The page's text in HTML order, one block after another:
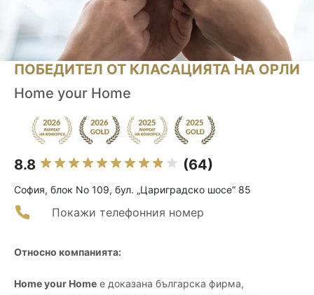
ПОБЕДИТЕЛ ОТ КЛАСАЦИЯТА НА ОРЛИ
Home your Home
8.8 (64)
София, блок No 109, бул. „Цариградско шосе“ 85
Покажи телефонния номер
Относно компанията:
Home your Home е доказана българска фирма,